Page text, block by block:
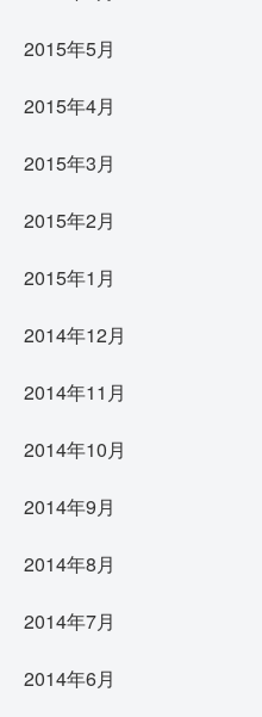
2015年5月
2015年4月
2015年3月
2015年2月
2015年1月
2014年12月
2014年11月
2014年10月
2014年9月
2014年8月
2014年7月
2014年6月